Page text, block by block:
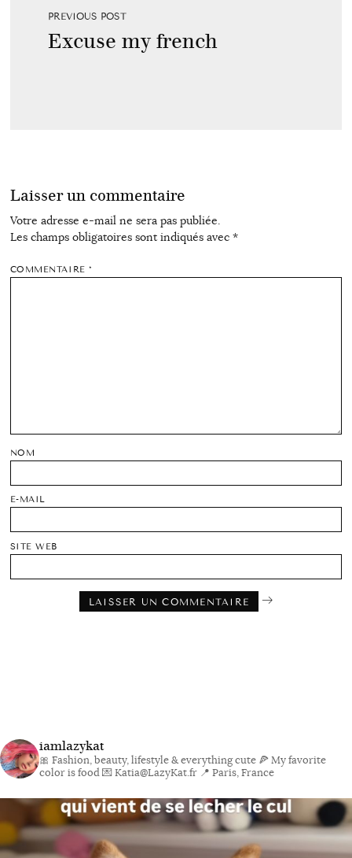
PREVIOUS POST
Excuse my french
Laisser un commentaire
Votre adresse e-mail ne sera pas publiée.
Les champs obligatoires sont indiqués avec *
COMMENTAIRE*
NOM
E-MAIL
SITE WEB
iamlazykat
🎀 Fashion, beauty, lifestyle & everything cute 🍕 My favorite
color is food💌 Katia@LazyKat.fr 📍 Paris, France